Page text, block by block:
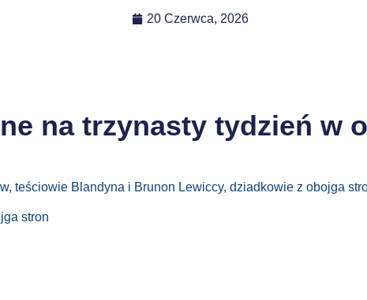
20 Czerwca, 2026
na trzynasty tydzień w
teściowie Blandyna i Brunon Lewiccy, dziadkowie z obojga
stron